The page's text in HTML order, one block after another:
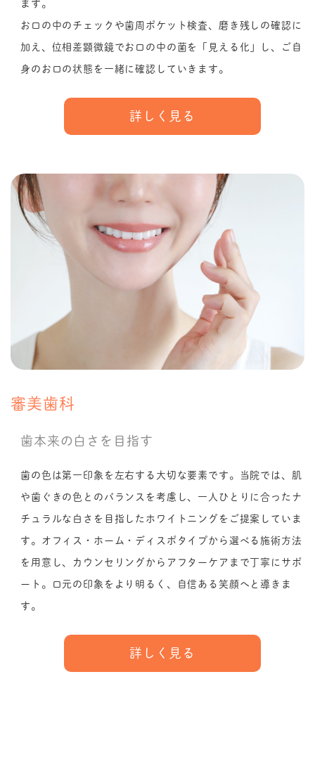
ます。
お口の中のチェックや歯周ポケット検査、磨き残しの確認に
加え、位相差顕微鏡でお口の中の菌を「見える化」し、ご自
身のお口の状態を一緒に確認していきます。
詳しく見る
審美歯科
歯本来の白さを目指す
歯の色は第一印象を左右する大切な要素です。当院では、肌
や歯ぐきの色とのバランスを考慮し、一人ひとりに合ったナ
チュラルな白さを目指したホワイトニングをご提案していま
す。オフィス・ホーム・ディスポタイプから選べる施術方法
を用意し、カウンセリングからアフターケアまで丁寧にサポ
ート。口元の印象をより明るく、自信ある笑顔へと導きま
す。
詳しく見る